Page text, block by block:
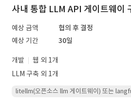
사내 통합 LLM API 게이트웨이
예상 금액
협의 후 결정
예상 기간
30일
개발
웹 외 1개
LLM 구축 외 1개
litellm(오픈소스 llm 게이트웨이) 또는